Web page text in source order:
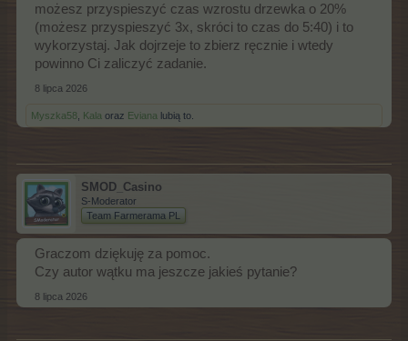
możesz przyspieszyć czas wzrostu drzewka o 20%
(możesz przyspieszyć 3x, skróci to czas do 5:40) i to
wykorzystaj. Jak dojrzeje to zbierz ręcznie i wtedy
powinno Ci zaliczyć zadanie.
8 lipca 2026
Myszka58 Kala oraz Eviana lubią to.
SMOD_Casino
S-Moderator
Team Farmerama PL
Graczom dziękuję za pomoc.
Czy autor wątku ma jeszcze jakieś pytanie?
8 lipca 2026